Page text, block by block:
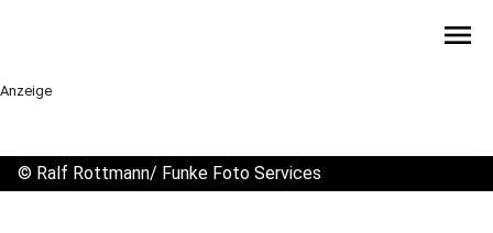
menu
Anzeige
© Ralf Rottmann/ Funke Foto Services